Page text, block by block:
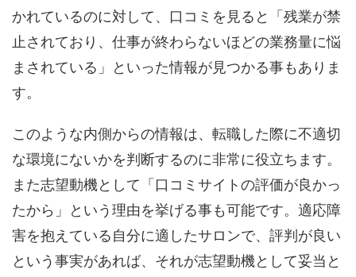
かれているのに対して、口コミを見ると「残業が禁
止されており、仕事が終わらないほどの業務量に悩
まされている」といった情報が見つかる事もありま
す。
このような内側からの情報は、転職した際に不適切
な環境にないかを判断するのに非常に役立ちます。
また志望動機として「口コミサイトの評価が良かっ
たから」という理由を挙げる事も可能です。適応障
害を抱えている自分に適したサロンで、評判が良い
という事実があれば、それが志望動機として妥当と